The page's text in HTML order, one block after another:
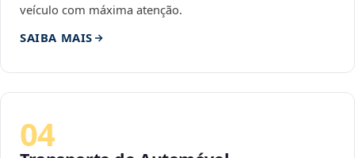
veículo com máxima atenção.
SAIBA MAIS
04